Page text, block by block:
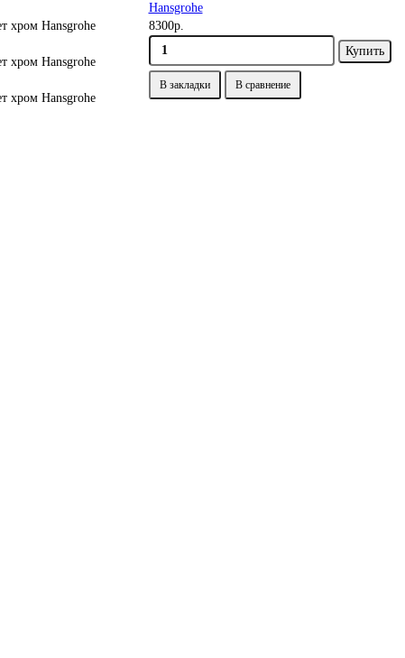
Hansgrohe
8300р.
Купить
В закладки В сравнение